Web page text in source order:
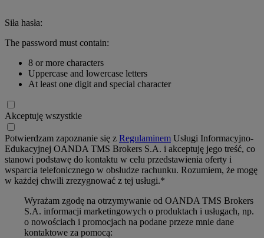
Siła hasła:
The password must contain:
8 or more characters
Uppercase and lowercase letters
At least one digit and special character
Akceptuję wszystkie
Potwierdzam zapoznanie się z Regulaminem Usługi Informacyjno-
Edukacyjnej OANDA TMS Brokers S.A. i akceptuję jego treść, co
stanowi podstawę do kontaktu w celu przedstawienia oferty i
wsparcia telefonicznego w obsłudze rachunku. Rozumiem, że mogę
w każdej chwili zrezygnować z tej usługi.*
Wyrażam zgodę na otrzymywanie od OANDA TMS Brokers
S.A. informacji marketingowych o produktach i usługach, np.
o nowościach i promocjach na podane przeze mnie dane
kontaktowe za pomocą: